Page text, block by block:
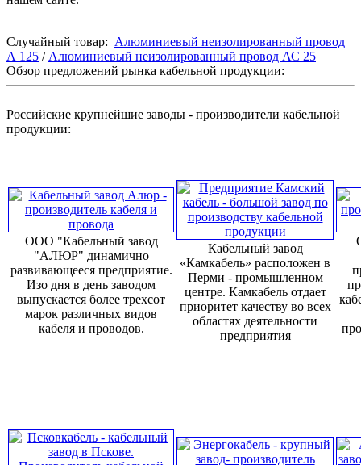
Случайный товар: Алюминиевый неизолированный провод
А 125 / Алюминиевый неизолированный провод АС 25
Обзор предложений рынка кабельной продукции:
Российские крупнейшие заводы - производители кабельной
продукции:
ООО "Кабельный завод
"АЛЮР" динамично
развивающееся предприятие.
Изо дня в день заводом
выпускается более трехсот
марок различных видов
кабеля и проводов.
Кабельный завод
«Камкабель» расположен в
Перми - промышленном
центре. Камкабель отдает
приоритет качеству во всех
областях деятельности
предприятия